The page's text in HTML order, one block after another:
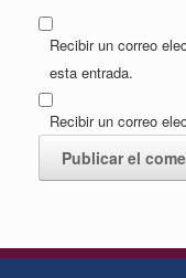
Recibir un correo
esta entrada.
Recibir un correo